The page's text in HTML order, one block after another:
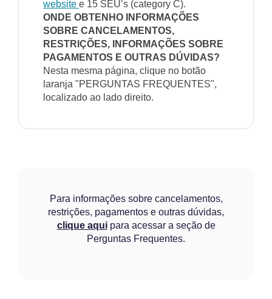
website e 15 SEU’s (category C).
ONDE OBTENHO INFORMAÇÕES
SOBRE CANCELAMENTOS,
RESTRIÇÕES, INFORMAÇÕES SOBRE
PAGAMENTOS E OUTRAS DÚVIDAS?
Nesta mesma página, clique no botão
laranja "PERGUNTAS FREQUENTES",
localizado ao lado direito.
Para informações sobre cancelamentos,
restrições, pagamentos e outras dúvidas,
clique aquipara acessar a seção de
Perguntas Frequentes.